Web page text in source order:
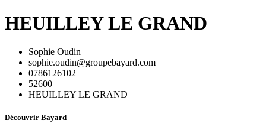
HEUILLEY LE GRAND
Sophie Oudin
sophie.oudin@groupebayard.com
0786126102
52600
HEUILLEY LE GRAND
Découvrir Bayard